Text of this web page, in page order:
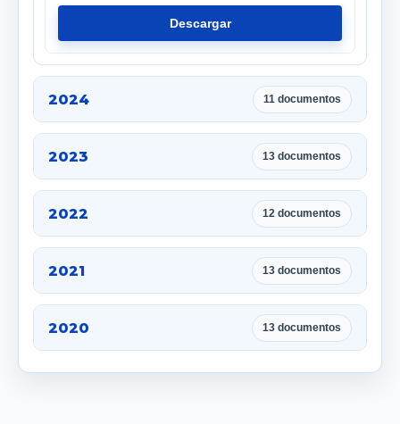
Descargar
2024 11 documentos
2023 13 documentos
2022 12 documentos
2021 13 documentos
2020 13 documentos